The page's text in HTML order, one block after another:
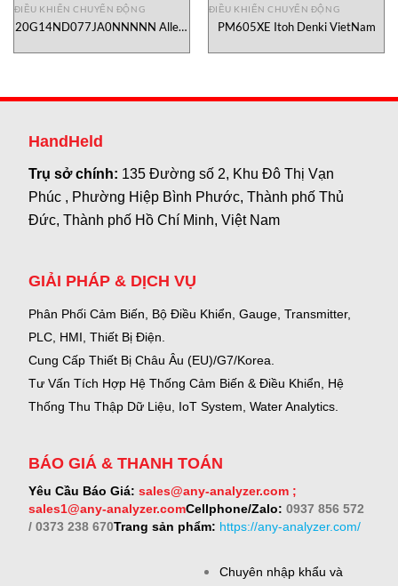
ĐIỀU KHIỂN CHUYỂN ĐỘNG
20G14ND077JA0NNNNN Allen-
ĐIỀU KHIỂN CHUYỂN ĐỘNG
PM605XE Itoh Denki VietNam
HandHeld
Trụ sở chính: 135 Đường số 2, Khu Đô Thị Vạn
Phúc , Phường Hiệp Bình Phước, Thành phố Thủ
Đức, Thành phố Hồ Chí Minh, Việt Nam
GIẢI PHÁP & DỊCH VỤ
Phân Phối Cảm Biến, Bộ Điều Khiển, Gauge, Transmitter,
PLC, HMI, Thiết Bị Điện.
Cung Cấp Thiết Bị Châu Âu (EU)/G7/Korea.
Tư Vấn Tích Hợp Hệ Thống Cảm Biến & Điều Khiển, Hệ
Thống Thu Thập Dữ Liệu, IoT System, Water Analytics.
BÁO GIÁ & THANH TOÁN
Yêu Cầu Báo Giá: sales@any-analyzer.com ;
sales1@any-analyzer.comCellphone/Zalo: 0937 856 572
/ 0373 238 670Trang sản phẩm: https://any-analyzer.com/
Chuyên nhập khẩu và